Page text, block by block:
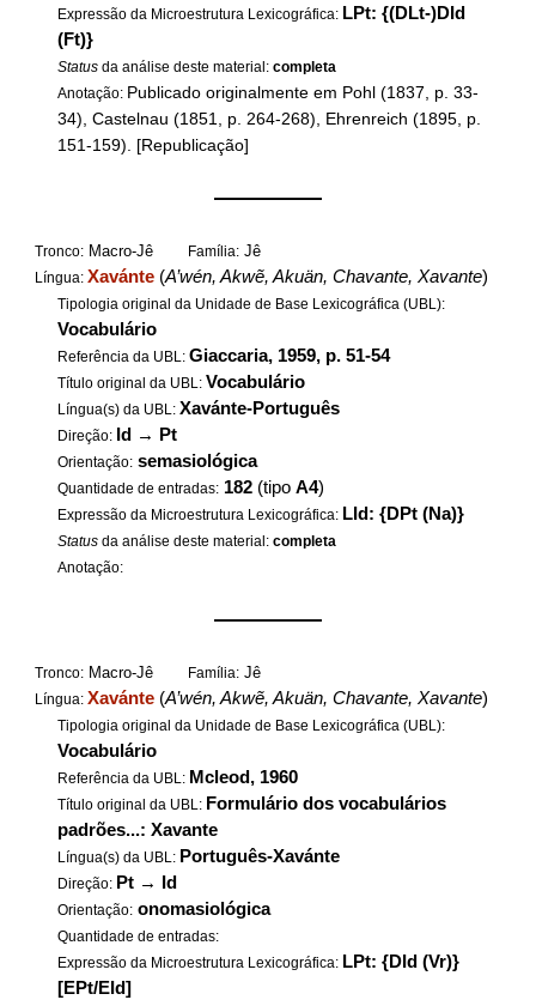
Expressão da Microestrutura Lexicográfica: LPt: {(DLt-)DId
(Ft)}
Status da análise deste material:completa
Anotação: Publicado originalmente em Pohl (1837, p. 33-
34), Castelnau (1851, p. 264-268), Ehrenreich (1895, p.
151-159). [Republicação]
——————
Tronco: Macro-Jê Família: Jê
Língua:Xavánte (A’wén, Akwẽ, Akuän, Chavante, Xavante)
Tipologia original da Unidade de Base Lexicográfica (UBL):
Vocabulário
Referência da UBL:Giaccaria, 1959, p. 51-54
Título original da UBL: Vocabulário
Língua(s) da UBL:Xavánte-Português
Direção: Id → Pt
Orientação: semasiológica
Quantidade de entradas: 182 (tipoA4)
Expressão da Microestrutura Lexicográfica: LId: {DPt (Na)}
Status da análise deste material:completa
Anotação:
——————
Tronco: Macro-Jê Família: Jê
Língua:Xavánte (A’wén, Akwẽ, Akuän, Chavante, Xavante)
Tipologia original da Unidade de Base Lexicográfica (UBL):
Vocabulário
Referência da UBL: Mcleod, 1960
Título original da UBL: Formulário dos vocabulários
padrões...: Xavante
Língua(s) da UBL: Português-Xavánte
Direção: Pt → Id
Orientação: onomasiológica
Quantidade de entradas:
Expressão da Microestrutura Lexicográfica: LPt: {DId (Vr)}
[EPt/EId]